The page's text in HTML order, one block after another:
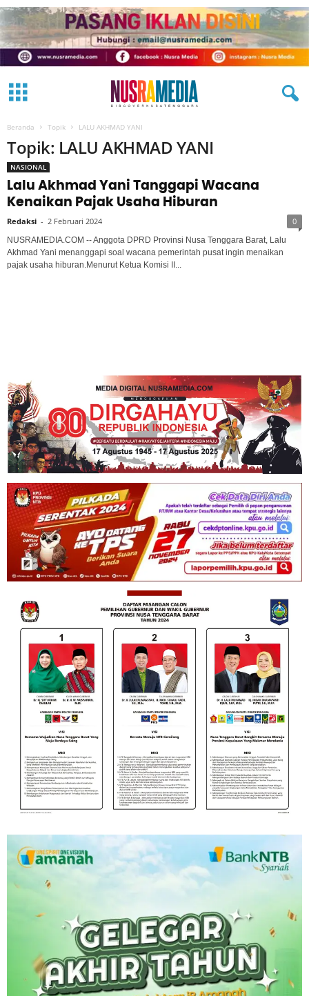
Beranda Topik LALU AKHMAD YANI
Topik: LALU AKHMAD YANI
NASIONAL
Lalu Akhmad Yani Tanggapi Wacana
Kenaikan Pajak Usaha Hiburan
Redaksi - 2 Februari 2024 0
NUSRAMEDIA.COM -- Anggota DPRD Provinsi Nusa Tenggara Barat, Lalu
Akhmad Yani menanggapi soal wacana pemerintah pusat ingin menaikan
pajak usaha hiburan.Menurut Ketua Komisi II...